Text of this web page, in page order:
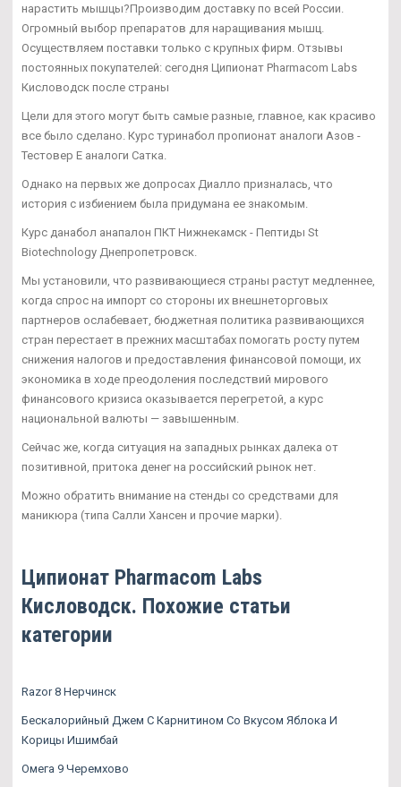
нарастить мышцы?Производим доставку по всей России.
Огромный выбор препаратов для наращивания мышц.
Осуществляем поставки только с крупных фирм. Отзывы
постоянных покупателей: сегодня Ципионат Pharmacom Labs
Кисловодск после страны
Цели для этого могут быть самые разные, главное, как красиво
все было сделано. Курс туринабол пропионат аналоги Азов -
Тестовер Е аналоги Сатка.
Однако на первых же допросах Диалло призналась, что
история с избиением была придумана ее знакомым.
Курс данабол анапалон ПКТ Нижнекамск - Пептиды St
Biotechnology Днепропетровск.
Мы установили, что развивающиеся страны растут медленнее,
когда спрос на импорт со стороны их внешнеторговых
партнеров ослабевает, бюджетная политика развивающихся
стран перестает в прежних масштабах помогать росту путем
снижения налогов и предоставления финансовой помощи, их
экономика в ходе преодоления последствий мирового
финансового кризиса оказывается перегретой, а курс
национальной валюты — завышенным.
Сейчас же, когда ситуация на западных рынках далека от
позитивной, притока денег на российский рынок нет.
Можно обратить внимание на стенды со средствами для
маникюра (типа Салли Хансен и прочие марки).
Ципионат Pharmacom Labs
Кисловодск. Похожие статьи
категории
Razor 8 Нерчинск
Бескалорийный Джем С Карнитином Со Вкусом Яблока И
Корицы Ишимбай
Омега 9 Черемхово